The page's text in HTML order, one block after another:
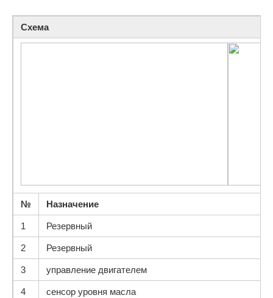
Схема
№ Назначение
1 Резервный
2 Резервный
3 управление двигателем
4 сенсор уровня масла